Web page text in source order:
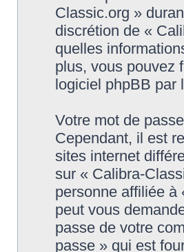
Classic.org »
discrétion de «
quelles
plus, vous pouvez
logiciel phpBB par
Votre mot de
Cependant, il est
sites internet
sur « Calibra-
personne affiliée à
peut vous
passe de votre
passe » qui est